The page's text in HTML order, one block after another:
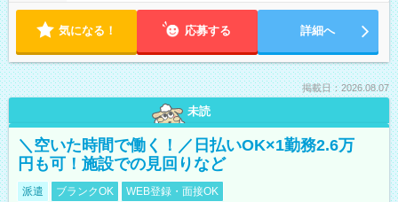
気になる！ 応募する 詳細へ
掲載日：2026.08.07
未読
＼空いた時間で働く！／日払いOK×1勤務2.6万
円も可！施設での見回りなど
派遣 ブランクOK WEB登録・面接OK